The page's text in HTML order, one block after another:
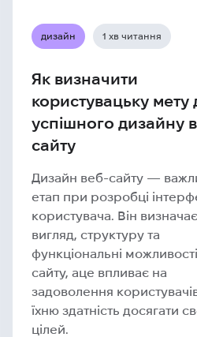
дизайн 1 хв читання
Як визначити
користувацьку мету
успішного дизайну
сайту
Дизайн веб-сайту —
етап при розробці
користувача. Він визначає
вигляд, структуру та
функціональні можливості
сайту, аце впливає на
задоволення
їхню здатність досягати
цілей.